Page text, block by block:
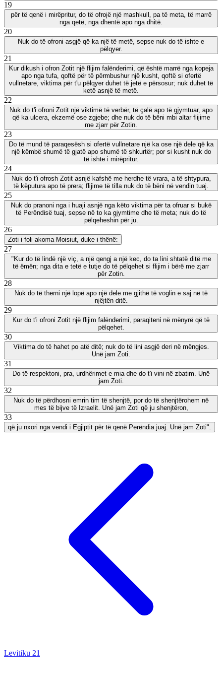
19
për të qenë i mirëpritur, do të ofrojë një mashkull, pa të meta, të marrë
nga qetë, nga dhentë apo nga dhitë.
20
Nuk do të ofroni asgjë që ka një të metë, sepse nuk do të ishte e
pëlqyer.
21
Kur dikush i ofron Zotit një flijim falënderimi, që është marrë nga kopeja
apo nga tufa, qoftë për të përmbushur një kusht, qoftë si ofertë
vullnetare, viktima për t'u pëlqyer duhet të jetë e përsosur; nuk duhet të
ketë asnjë të metë.
22
Nuk do t'i ofroni Zotit një viktimë të verbër, të çalë apo të gjymtuar, apo
që ka ulcera, ekzemë ose zgjebe; dhe nuk do të bëni mbi altar flijime
me zjarr për Zotin.
23
Do të mund të paraqesësh si ofertë vullnetare një ka ose një dele që ka
një këmbë shumë të gjatë apo shumë të shkurtër; por si kusht nuk do
të ishte i mirëpritur.
24
Nuk do t'i ofrosh Zotit asnjë kafshë me herdhe të vrara, a të shtypura,
të këputura apo të prera; flijime të tilla nuk do të bëni në vendin tuaj.
25
Nuk do pranoni nga i huaji asnjë nga këto viktima për ta ofruar si bukë
të Perëndisë tuaj, sepse në to ka gjymtime dhe të meta; nuk do të
pëlqeheshin për ju.
26
Zoti i foli akoma Moisiut, duke i thënë:
27
"Kur do të lindë një viç, a një qengj a një kec, do ta lini shtatë ditë me
të ëmën; nga dita e tetë e tutje do të pëlqehet si flijim i bërë me zjarr
për Zotin.
28
Nuk do të therni një lopë apo një dele me gjithë të voglin e saj në të
njëjtën ditë.
29
Kur do t'i ofroni Zotit një flijim falënderimi, paraqiteni në mënyrë që të
pëlqehet.
30
Viktima do të hahet po atë ditë; nuk do të lini asgjë deri në mëngjes.
Unë jam Zoti.
31
Do të respektoni, pra, urdhërimet e mia dhe do t'i vini në zbatim. Unë
jam Zoti.
32
Nuk do të përdhosni emrin tim të shenjtë, por do të shenjtërohem në
mes të bijve të Izraelit. Unë jam Zoti që ju shenjtëron,
33
që ju nxori nga vendi i Egjiptit për të qenë Perëndia juaj. Unë jam Zoti".
Levitiku 21